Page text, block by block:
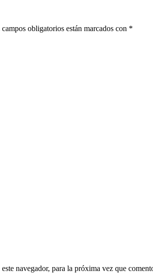
obligatorios están marcados con *
navegador, para la próxima vez que